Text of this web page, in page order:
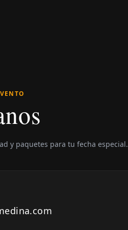
y paquetes para tu fecha especial.